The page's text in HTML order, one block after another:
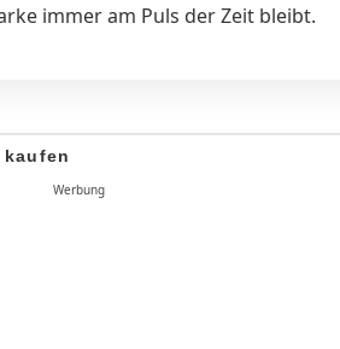
immer am Puls der Zeit bleibt.
Werbung